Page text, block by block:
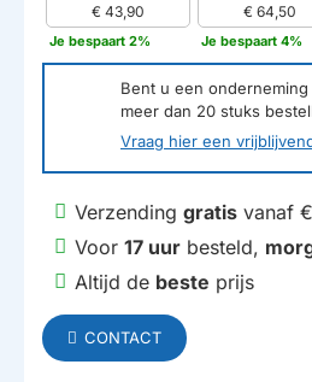
€ 43,90
Je bespaart 2%
€ 64,50
Je bespaart 4%
Bent u een
meer dan 20 stuks
Vraag hier een
Verzending gratis vanaf
Voor 17 uur besteld,
Altijd de beste prijs
CONTACT